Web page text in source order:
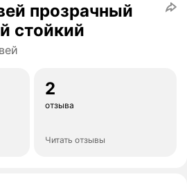
прозрачный
стойкий
2
отзыва
Читать отзывы